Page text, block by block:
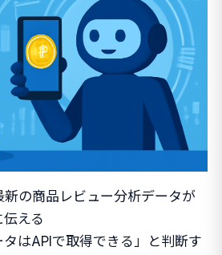
新の商品レビュー分析データが
える
はAPIで取得できる」と判断す